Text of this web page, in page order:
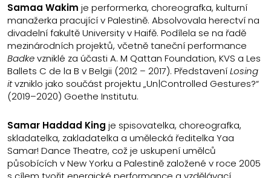
Samaa Wakim je performerka, choreografka, kulturní
manažerka pracující v Palestině. Absolvovala herectví na
divadelní fakultě University v Haifě. Podílela se na řadě
mezinárodních projektů, včetně taneční performance
Badkevzniklé za účasti A. M Qattan Foundation, KVS a Les
Ballets C de la B v Belgii (2012 – 2017). PředstaveníLosing
itvzniklo jako součást projektu „Un|Controlled Gestures?“
(2019–2020) Goethe Institutu.
Samar Haddad King je spisovatelka, choreografka,
skladatelka, zakladatelka a umělecká ředitelka Yaa
Samar! Dance Theatre, což je uskupení umělců
působících v New Yorku a Palestině založené v roce 2005